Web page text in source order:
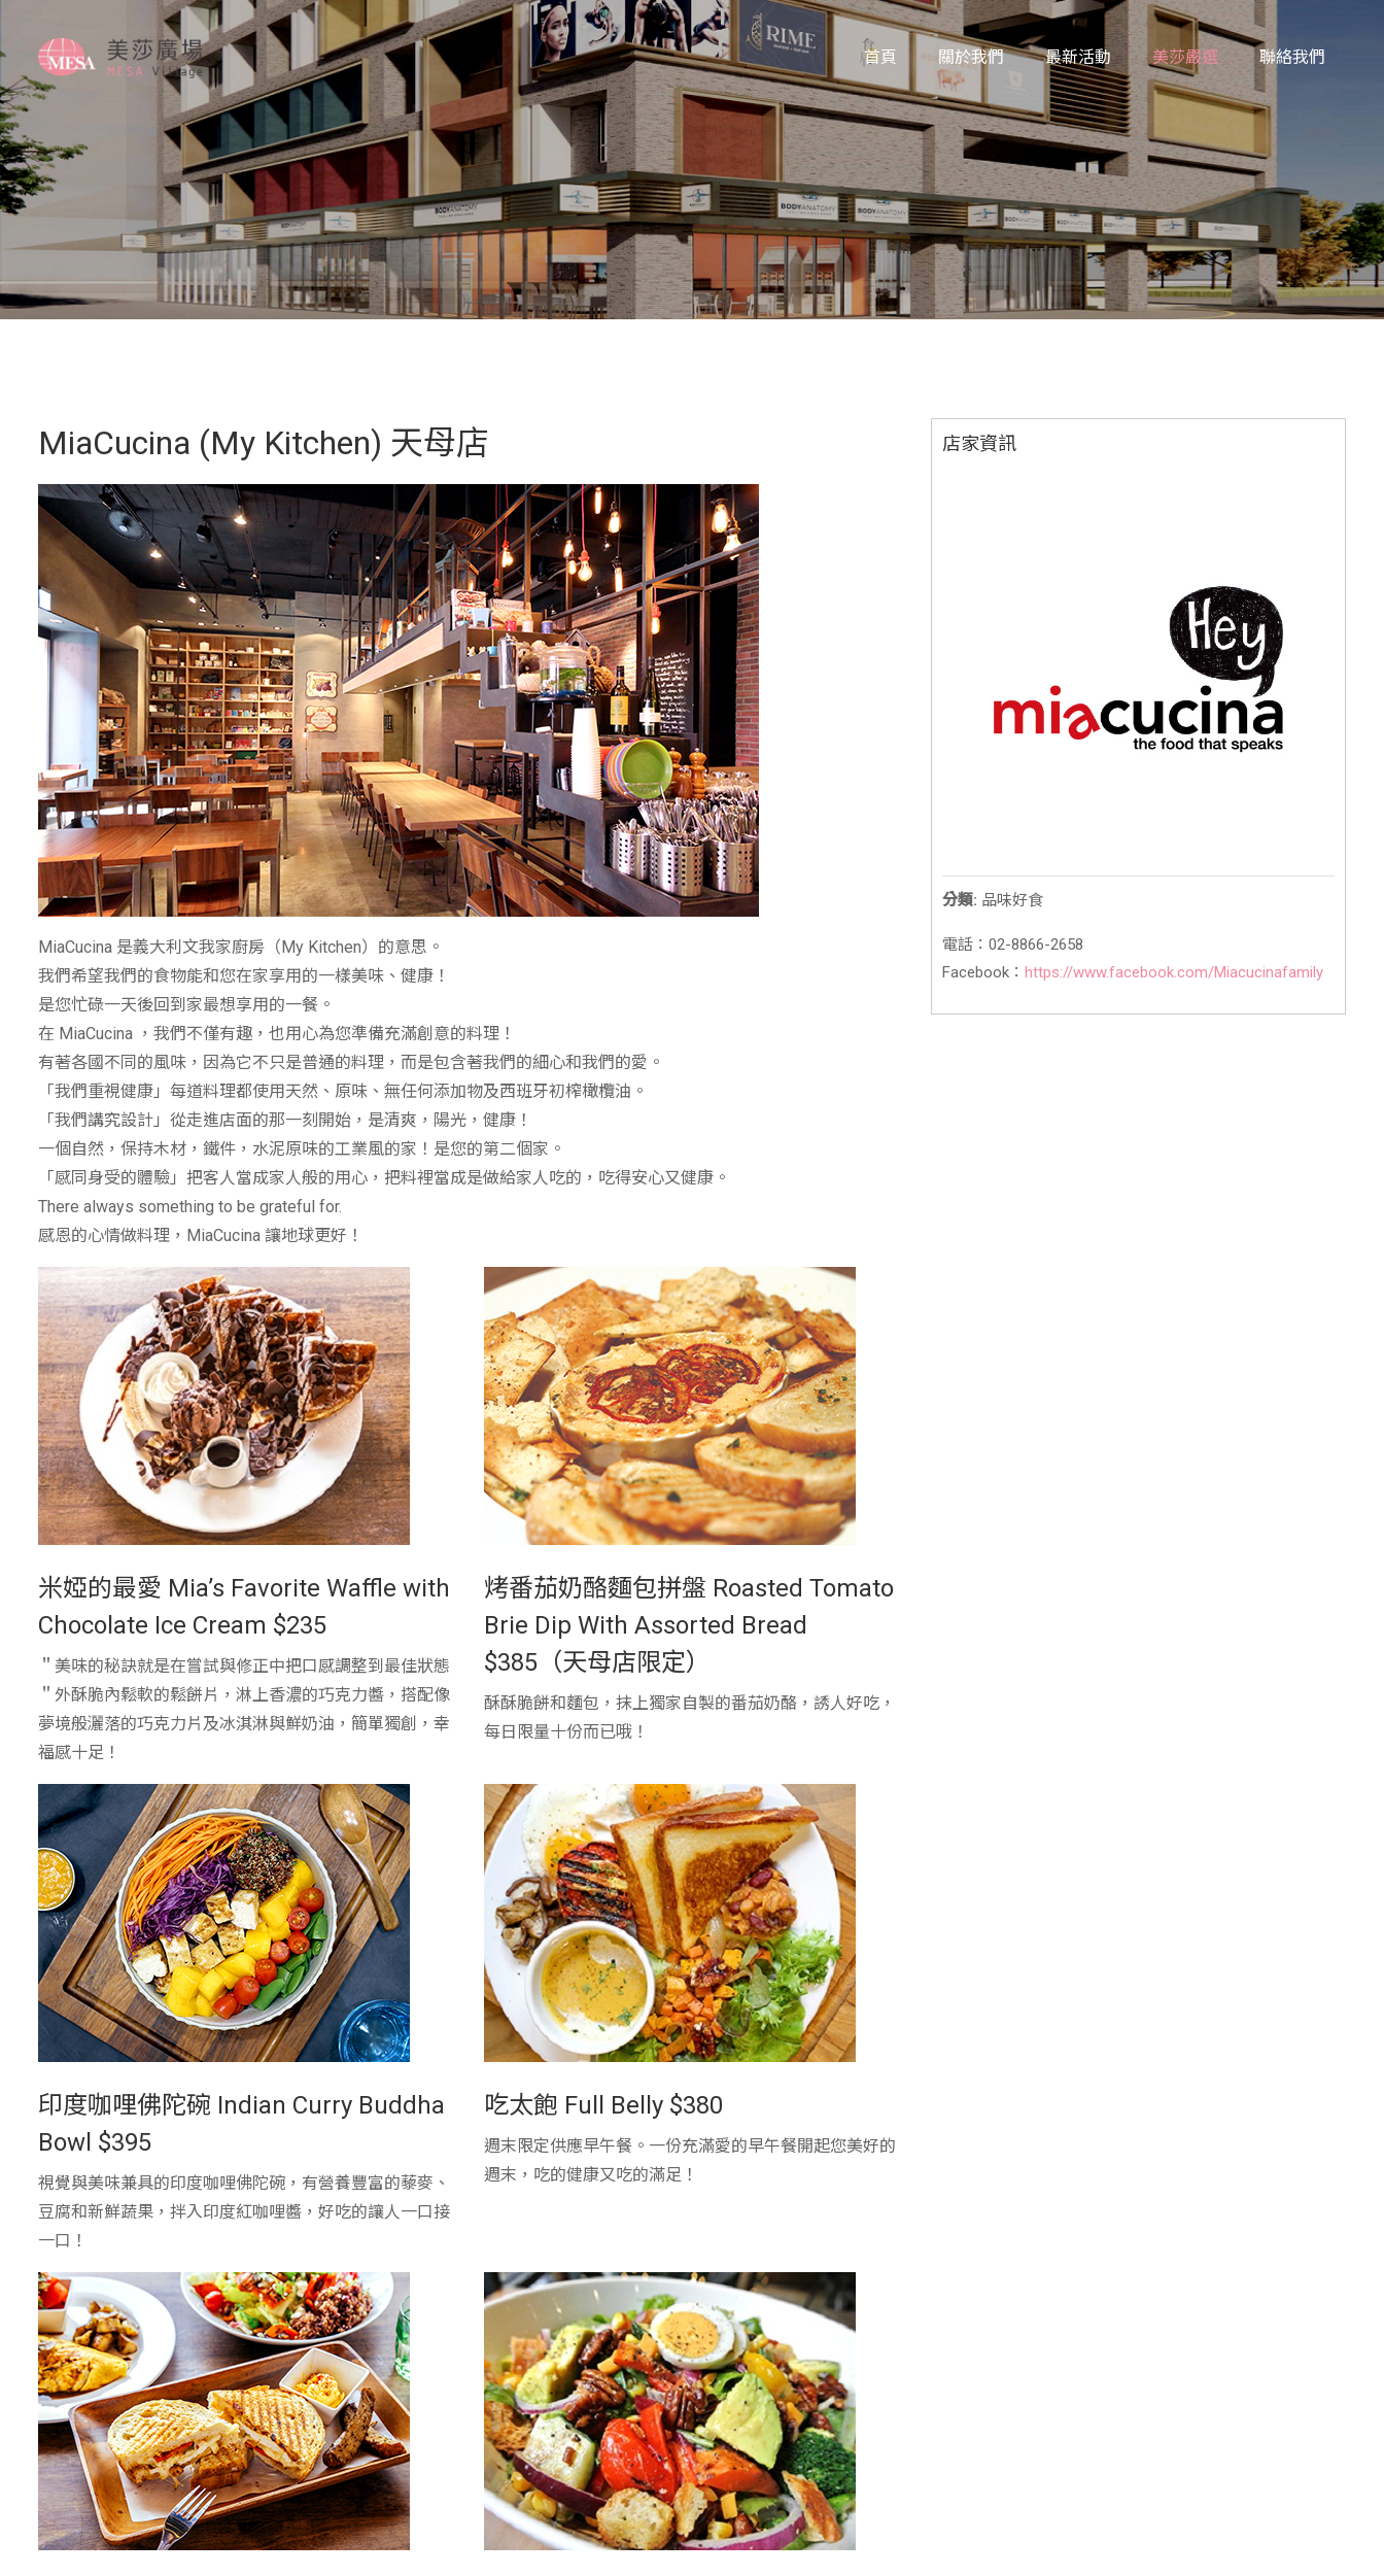
首頁 關於我們 最新活動 美莎嚴選 聯絡我們
MiaCucina (My Kitchen) 天母店
MiaCucina 是義大利文我家廚房（My Kitchen）的意思。
我們希望我們的食物能和您在家享用的一樣美味、健康！
是您忙碌一天後回到家最想享用的一餐。
在 MiaCucina ，我們不僅有趣，也用心為您準備充滿創意的料理！
有著各國不同的風味，因為它不只是普通的料理，而是包含著我們的細心和我們的愛。
「我們重視健康」每道料理都使用天然、原味、無任何添加物及西班牙初榨橄欖油。
「我們講究設計」從走進店面的那一刻開始，是清爽，陽光，健康！
一個自然，保持木材，鐵件，水泥原味的工業風的家！是您的第二個家。
「感同身受的體驗」把客人當成家人般的用心，把料裡當成是做給家人吃的，吃得安心又健康。
There always something to be grateful for.
感恩的心情做料理，MiaCucina 讓地球更好！
米婭的最愛 Mia’s Favorite Waffle with
Chocolate Ice Cream $235
＂美味的秘訣就是在嘗試與修正中把口感調整到最佳狀態
＂外酥脆內鬆軟的鬆餅片，淋上香濃的巧克力醬，搭配像
夢境般灑落的巧克力片及冰淇淋與鮮奶油，簡單獨創，幸
福感十足！
烤番茄奶酪麵包拼盤 Roasted Tomato
Brie Dip With Assorted Bread
$385（天母店限定）
酥酥脆餅和麵包，抹上獨家自製的番茄奶酪，誘人好吃，
每日限量十份而已哦！
印度咖哩佛陀碗 Indian Curry Buddha
Bowl $395
視覺與美味兼具的印度咖哩佛陀碗，有營養豐富的藜麥、
豆腐和新鮮蔬果，拌入印度紅咖哩醬，好吃的讓人一口接
一口！
吃太飽 Full Belly $380
週末限定供應早午餐。一份充滿愛的早午餐開起您美好的
週末，吃的健康又吃的滿足！
店家資訊
分類: 品味好食
電話：02-8866-2658
Facebook： https://www.facebook.com/Miacucinafamily